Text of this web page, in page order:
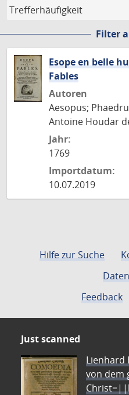
Filter
Esope en belle
Fables
Autoren
Aesopus;
Antoine Houdar
Jahr:
1769
Importdatum:
10.07.2019
Hilfe zur Suche
Feedback
Just scanned
Lienhard
von dem